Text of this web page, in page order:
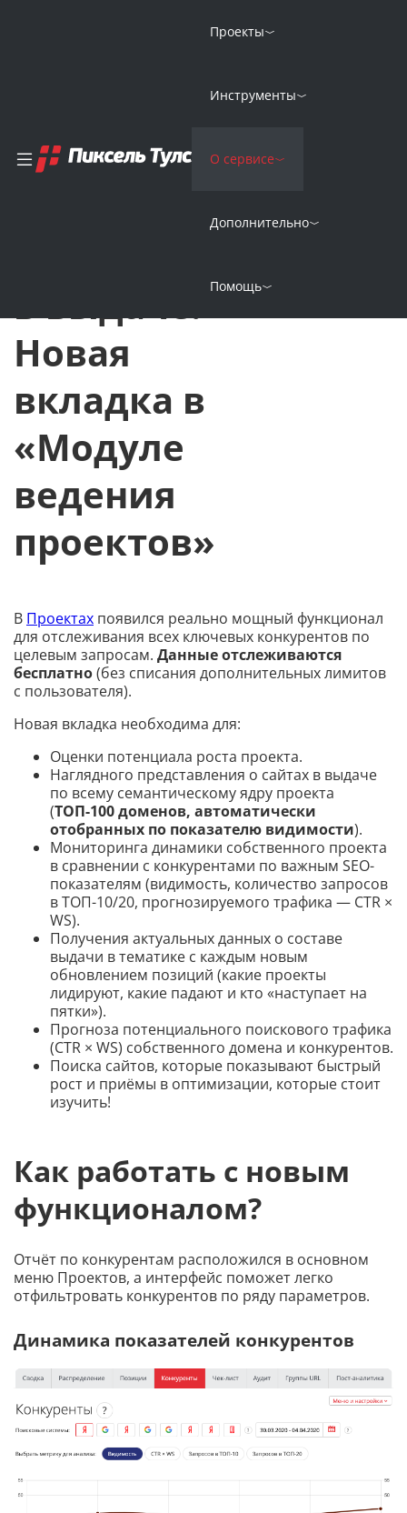
Проекты
Инструменты
О сервисе
Дополнительно
Помощь
Все
конкуренты
в выдаче!
Новая
вкладка в
«Модуле
ведения
проектов»
В Проектах появился реально мощный функционал
для отслеживания всех ключевых конкурентов по
целевым запросам. Данные отслеживаются
бесплатно(без списания дополнительных лимитов
с пользователя).
Новая вкладка необходима для:
Оценки потенциала роста проекта.
Наглядного представления о сайтах в выдаче
по всему семантическому ядру проекта
(ТОП-100 доменов, автоматически
отобранных по показателю видимости).
Мониторинга динамики собственного проекта
в сравнении с конкурентами по важным SEO-
показателям (видимость, количество запросов
в ТОП-10/20, прогнозируемого трафика — CTR ×
WS).
Получения актуальных данных о составе
выдачи в тематике с каждым новым
обновлением позиций (какие проекты
лидируют, какие падают и кто «наступает на
пятки»).
Прогноза потенциального поискового трафика
(CTR × WS) собственного домена и конкурентов.
Поиска сайтов, которые показывают быстрый
рост и приёмы в оптимизации, которые стоит
изучить!
Как работать с новым
функционалом?
Отчёт по конкурентам расположился в основном
меню Проектов, а интерфейс поможет легко
отфильтровать конкурентов по ряду параметров.
Динамика показателей конкурентов